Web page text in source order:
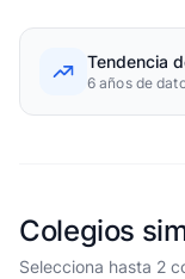
Tendencia
6 años de
Colegios
Selecciona hasta 2